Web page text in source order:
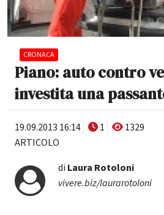
CRONACA
Piano: auto contro
investita una
19.09.2013 16:14 1
1329
ARTICOLO
di Laura Rotoloni
vivere.biz/laurarotoloni